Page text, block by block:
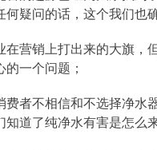
何疑问的话，这个我们也
在营销上打出来的大旗，
的一个问题；
费者不相信和不选择净水
知道了纯净水有害是怎么